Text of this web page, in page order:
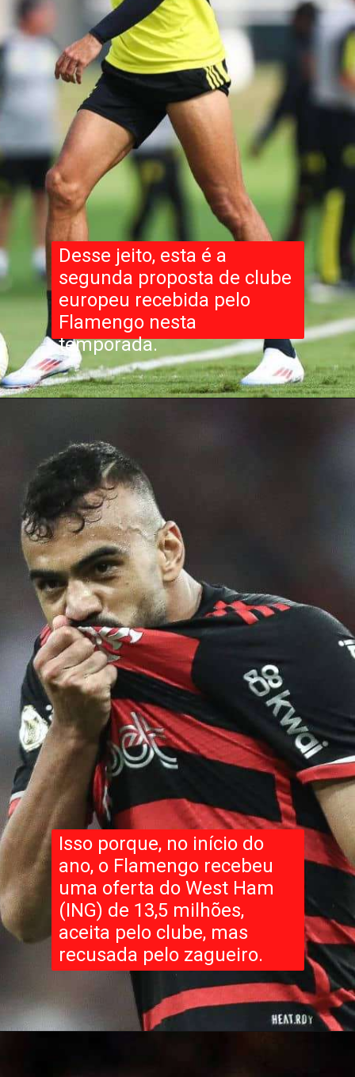
Desse jeito, esta é a
segunda proposta de clube
europeu recebida pelo
Flamengo nesta
temporada.
Isso porque, no início do
ano, o Flamengo recebeu
uma oferta do West Ham
(ING) de 13,5 milhões,
aceita pelo clube, mas
recusada pelo zagueiro.